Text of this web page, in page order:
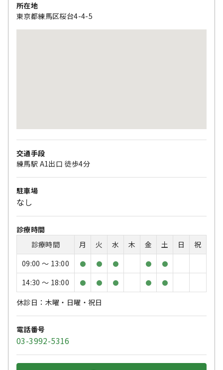
所在地
東京都練馬区桜台4-4-5
交通手段
練馬駅 A1出口 徒歩4分
駐車場
なし
診療時間
診療時間
月 火 水 木 金 土 日
祝
09:00 〜 13:00
● ● ● ● ●
14:30 〜 18:00 ● ● ● ● ●
休診日：木曜・日曜・祝日
電話番号
03-3992-5316